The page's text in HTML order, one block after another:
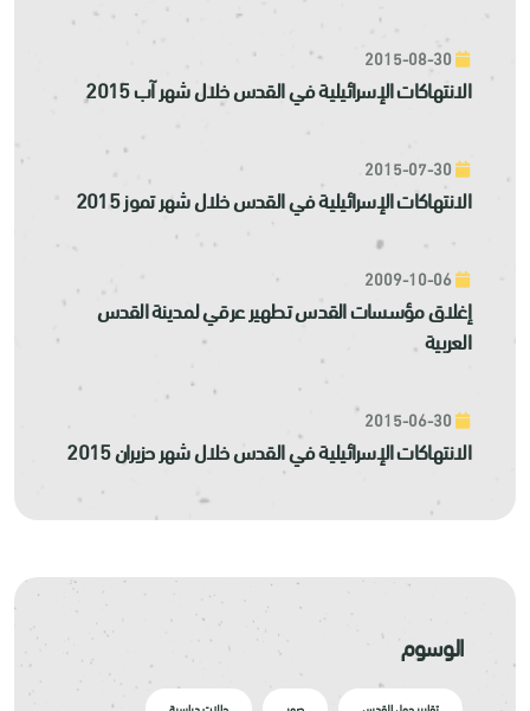
الانتهاكات الإسرائيلية في القدس خلال شهر آب 2015
الانتهاكات الإسرائيلية في القدس خلال شهر تموز 2015
إغلاق مؤسسات القدس تطهير عرقي لمدينة القدس
العربية
الانتهاكات الإسرائيلية في القدس خلال شهر حزيران 2015
الوسوم